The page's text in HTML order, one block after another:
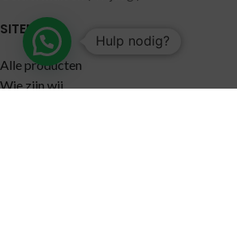
SITEMAP
Alle producten
Wie zijn wij
Hulp nodig?